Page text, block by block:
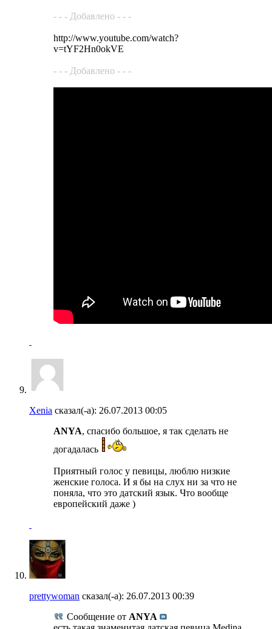
- - - Добавлено - - -
http://www.youtube.com/watch?
v=tYF2Hn0okVE
- - - Добавлено - - -
Xenia сказал(-а): 26.07.2013 00:05
ANYA, спасибо большое, я так сделать не
догадалась
Приятный голос у певицы, люблю низкие
женские голоса. И я бы на слух ни за что не
поняла, что это датский язык. Что вообще
европейский даже )
prettywoman сказал(-а): 26.07.2013 00:39
Сообщение от ANYA